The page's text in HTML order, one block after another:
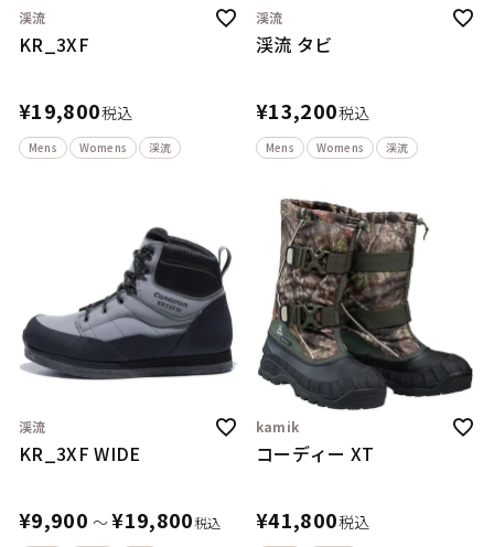
渓流
KR_3XF
¥19,800税込
Mens Womens 渓流
渓流
渓流 タビ
¥13,200税込
Mens Womens 渓流
渓流
KR_3XF WIDE
¥9,900 〜¥19,800税込
kamik
コーディー XT
¥41,800税込